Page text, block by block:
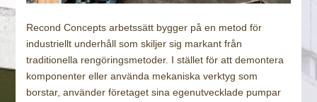
Recond Concepts arbetssätt bygger på en metod för
industriellt underhåll som skiljer sig markant från
traditionella rengöringsmetoder. I stället för att demontera
komponenter eller använda mekaniska verktyg som
borstar, använder företaget sina egenutvecklade pumpar